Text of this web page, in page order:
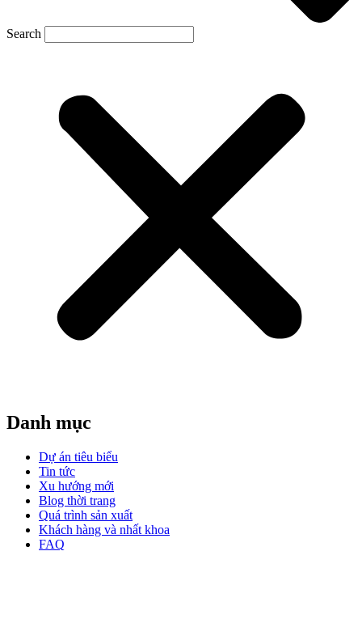
Search
Danh mục
Dự án tiêu biểu
Tin tức
Xu hướng mới
Blog thời trang
Quá trình sản xuất
Khách hàng và nhất khoa
FAQ